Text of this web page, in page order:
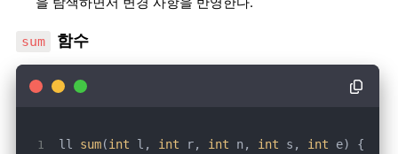
sum 함수
ll sum(int l, int r, int n, int s, int